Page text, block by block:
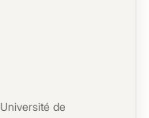
Université de